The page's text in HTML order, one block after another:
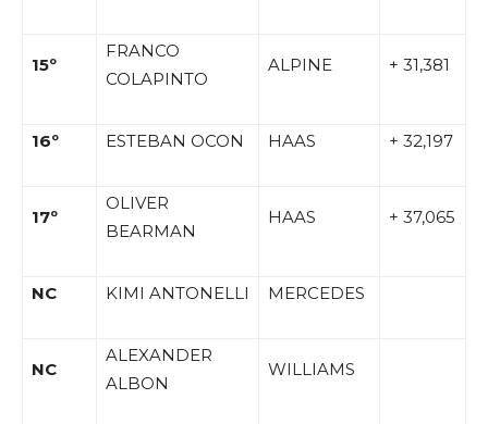
15º
FRANCO
COLAPINTO
ALPINE + 31,381
16º ESTEBAN OCON HAAS + 32,197
17º
OLIVER
BEARMAN
HAAS + 37,065
NC KIMI ANTONELLI MERCEDES
NC
ALEXANDER
ALBON
WILLIAMS